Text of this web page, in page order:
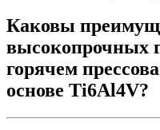
Каковы
высокопрочных
горячем
основе Ti6Al4V?